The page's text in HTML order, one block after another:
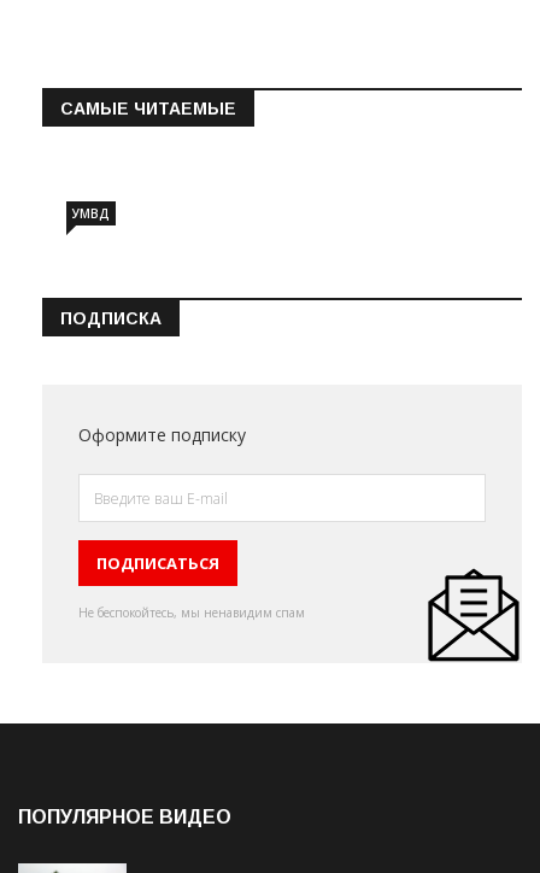
САМЫЕ ЧИТАЕМЫЕ
УМВД
ПОДПИСКА
Оформите подписку
Не беспокойтесь, мы ненавидим спам
ПОПУЛЯРНОЕ ВИДЕО